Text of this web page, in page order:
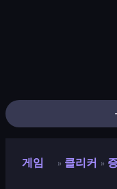
게임 » 클리커 »